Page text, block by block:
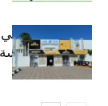
الافتتاح
“إنترتكس سوسة 2025”